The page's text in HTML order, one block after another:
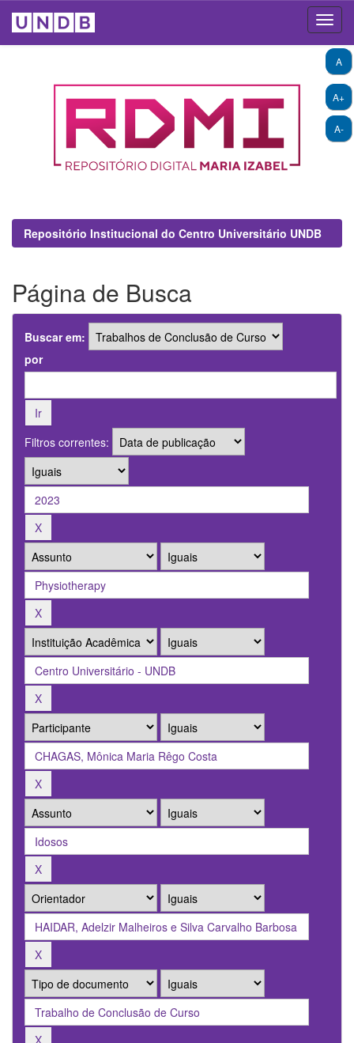
A+
A-
A
Repositório Institucional do Centro Universitário UNDB
Página de Busca
Buscar em:
por
Filtros correntes: